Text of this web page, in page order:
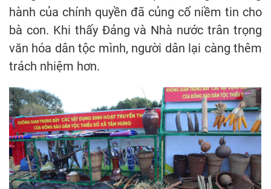
hành của chính quyền đã củng cố niềm tin cho
bà con. Khi thấy Đảng và Nhà nước trân trọng
văn hóa dân tộc mình, người dân lại càng thêm
trách nhiệm hơn.